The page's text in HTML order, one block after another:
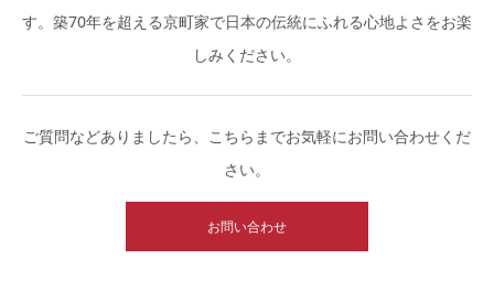
す。築70年を超える京町家で日本の伝統にふれる心地よさをお楽
しみください。
ご質問などありましたら、こちらまでお気軽にお問い合わせくだ
さい。
お問い合わせ